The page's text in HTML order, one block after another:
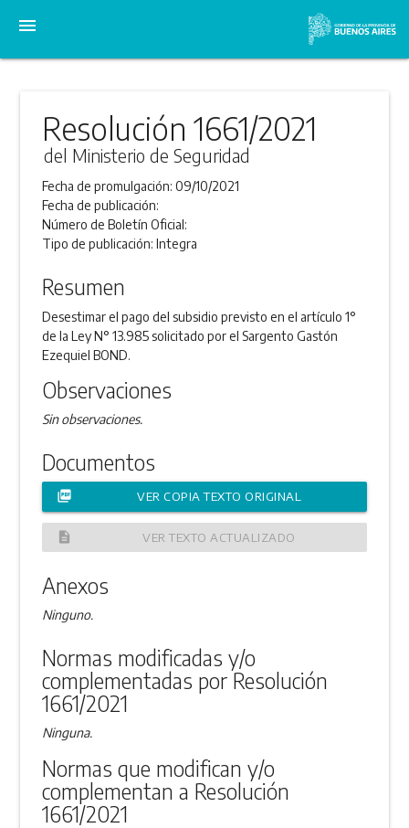
menu
Resolución 1661/2021
del Ministerio de Seguridad
Fecha de promulgación:09/10/2021
Fecha de publicación:
Número de Boletín Oficial:
Tipo de publicación:Integra
Resumen
Desestimar el pago del subsidio previsto en el artículo 1°
de la Ley N° 13.985 solicitado por el Sargento Gastón
Ezequiel BOND.
Observaciones
Sin observaciones.
Documentos
picture_as_pdf VER COPIA TEXTO ORIGINAL
description VER TEXTO ACTUALIZADO
Anexos
Ninguno.
Normas modificadas y/o
complementadas por Resolución
1661/2021
Ninguna.
Normas que modifican y/o
complementan a Resolución
1661/2021